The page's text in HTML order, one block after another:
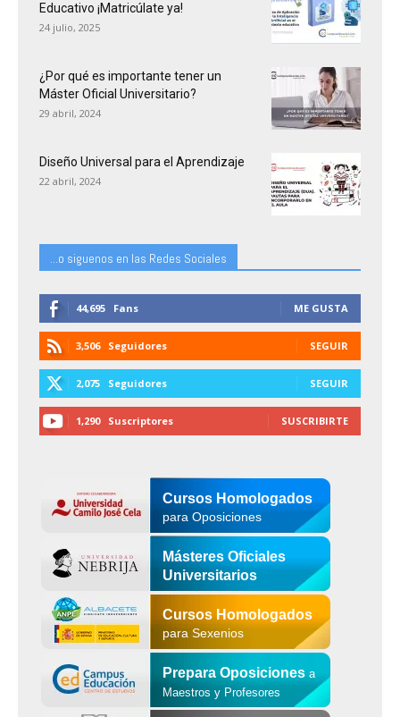
Educativo ¡Matricúlate ya!
24 julio, 2025
¿Por qué es importante tener un
Máster Oficial Universitario?
29 abril, 2024
Diseño Universal para el Aprendizaje
22 abril, 2024
...o siguenos en las Redes Sociales
44,695 Fans ME GUSTA
3,506 Seguidores SEGUIR
2,075 Seguidores SEGUIR
1,290 Suscriptores SUSCRIBIRTE
Cursos Homologados
para Oposiciones
Másteres Oficiales
Universitarios
Cursos Homologados
para Sexenios
Prepara Oposiciones a
Maestros y Profesores